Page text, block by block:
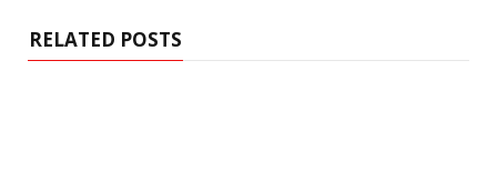
RELATED POSTS